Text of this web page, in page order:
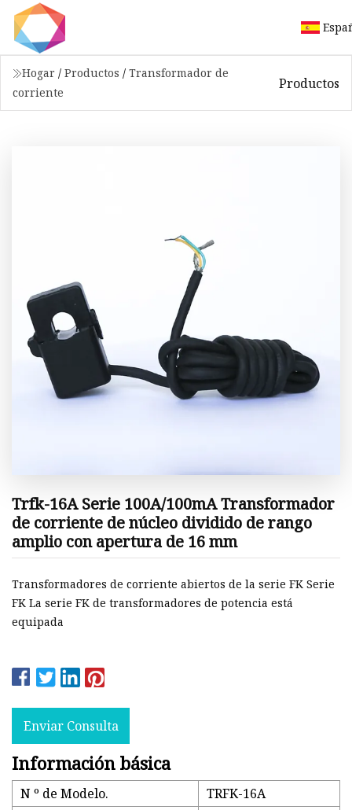
Hogar / Productos / Transformador de
corriente
Productos
Trfk-16A Serie 100A/100mA Transformador
de corriente de núcleo dividido de rango
amplio con apertura de 16 mm
Transformadores de corriente abiertos de la serie FK Serie
FK La serie FK de transformadores de potencia está
equipada
Enviar Consulta
Información básica
N º de Modelo. TRFK-16A